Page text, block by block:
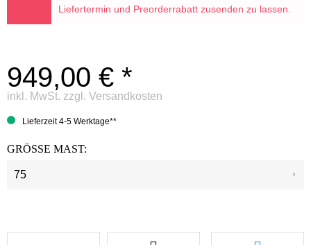
Liefertermin und Preorderrabatt zusenden zu lassen.
949,00 € *
inkl. MwSt. zzgl. Versandkosten
Lieferzeit 4-5 Werktage**
GRÖSSE MAST: